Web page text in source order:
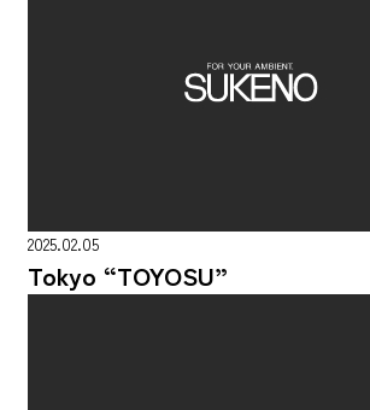
2025.02.05
Tokyo “TOYOSU”